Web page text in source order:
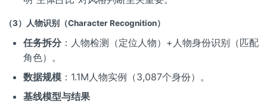
（3）人物识别（Character Recognition）
任务拆分：人物检测（定位人物）+人物身份识别（匹配
角色）。
数据规模：1.1M人物实例（3,087个身份）。
基线模型与结果